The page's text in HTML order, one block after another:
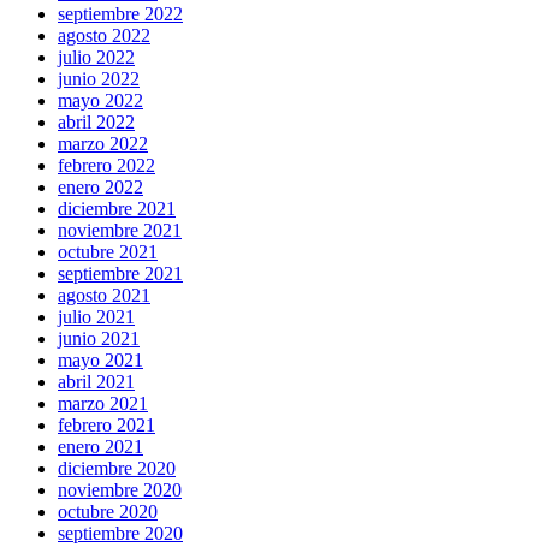
septiembre 2022
agosto 2022
julio 2022
junio 2022
mayo 2022
abril 2022
marzo 2022
febrero 2022
enero 2022
diciembre 2021
noviembre 2021
octubre 2021
septiembre 2021
agosto 2021
julio 2021
junio 2021
mayo 2021
abril 2021
marzo 2021
febrero 2021
enero 2021
diciembre 2020
noviembre 2020
octubre 2020
septiembre 2020